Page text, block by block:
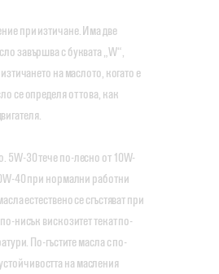
при изтичане. Има две
завършва с буквата „W“,
на маслото, когато е
се определя от това, как
5W-30 тече по-лесно от 10W-
40 при нормални работни
естествено се сгъстяват при
нисък вискозитет текат по-
По-гъстите масла с по-
на масления